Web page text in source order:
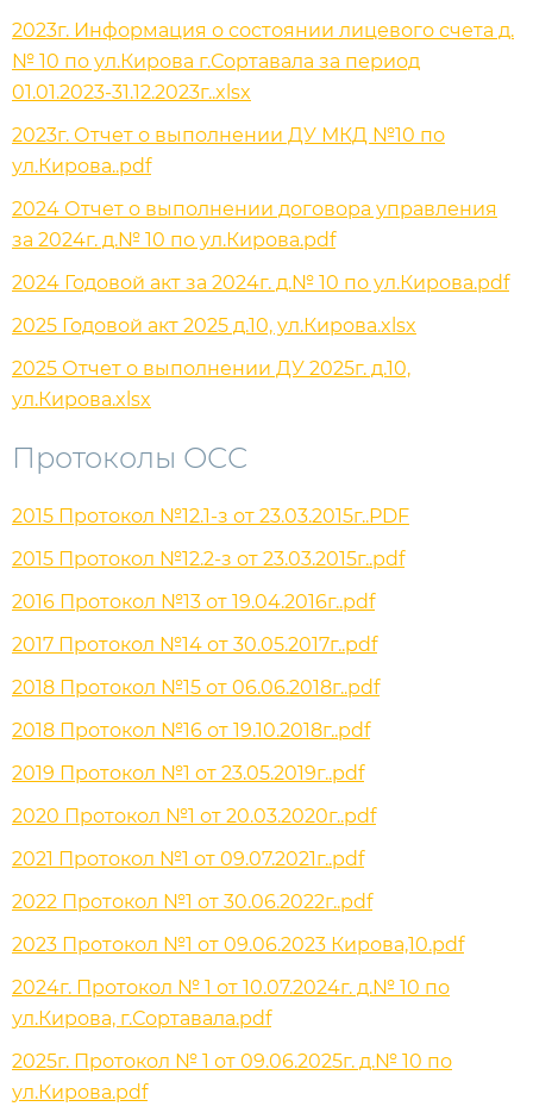
2023г. Информация о состоянии лицевого счета д.
№ 10 по ул.Кирова г.Сортавала за период
01.01.2023-31.12.2023г..xlsx
2023г. Отчет о выполнении ДУ МКД №10 по
ул.Кирова..pdf
2024 Отчет о выполнении договора управления
за 2024г. д.№ 10 по ул.Кирова.pdf
2024 Годовой акт за 2024г. д.№ 10 по ул.Кирова.pdf
2025 Годовой акт 2025 д.10, ул.Кирова.xlsx
2025 Отчет о выполнении ДУ 2025г. д.10,
ул.Кирова.xlsx
Протоколы ОСС
2015 Протокол №12.1-з от 23.03.2015г..PDF
2015 Протокол №12.2-з от 23.03.2015г..pdf
2016 Протокол №13 от 19.04.2016г..pdf
2017 Протокол №14 от 30.05.2017г..pdf
2018 Протокол №15 от 06.06.2018г..pdf
2018 Протокол №16 от 19.10.2018г..pdf
2019 Протокол №1 от 23.05.2019г..pdf
2020 Протокол №1 от 20.03.2020г..pdf
2021 Протокол №1 от 09.07.2021г..pdf
2022 Протокол №1 от 30.06.2022г..pdf
2023 Протокол №1 от 09.06.2023 Кирова,10.pdf
2024г. Протокол № 1 от 10.07.2024г. д.№ 10 по
ул.Кирова, г.Сортавала.pdf
2025г. Протокол № 1 от 09.06.2025г. д.№ 10 по
ул.Кирова.pdf